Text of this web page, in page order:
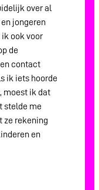
over al
jongeren
ik ook voor
de
contact
ik iets hoorde
moest ik dat
stelde me
ze rekening
en